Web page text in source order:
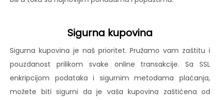
Sigurna kupovina
Sigurna kupovina je naš prioritet. Pružamo vam zaštitu i
pouzdanost prilikom svake online transakcije. Sa SSL
enkripcijom podataka i sigurnim metodama plaćanja,
možete biti sigurni da je vaša kupovina zaštićena od